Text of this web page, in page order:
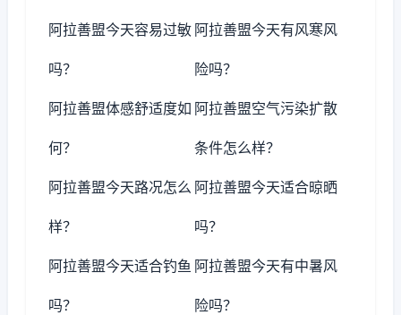
阿拉善盟今天容易过敏
吗？
阿拉善盟今天有风寒风
险吗？
阿拉善盟体感舒适度如
何？
阿拉善盟空气污染扩散
条件怎么样？
阿拉善盟今天路况怎么
样？
阿拉善盟今天适合晾晒
吗？
阿拉善盟今天适合钓鱼
吗？
阿拉善盟今天有中暑风
险吗？